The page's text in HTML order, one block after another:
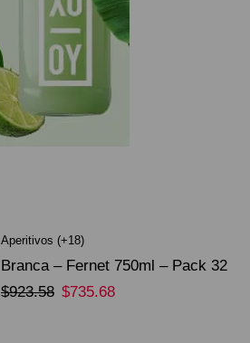
Aperitivos (+18)
Branca – Fernet 750ml – Pack 32
Unidades
$923.58 $735.68